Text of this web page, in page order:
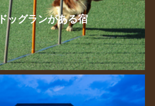
ドッグランがある宿